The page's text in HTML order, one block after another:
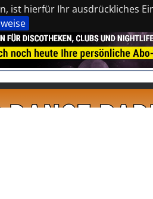
ist hierfür Ihr ausdrückliches